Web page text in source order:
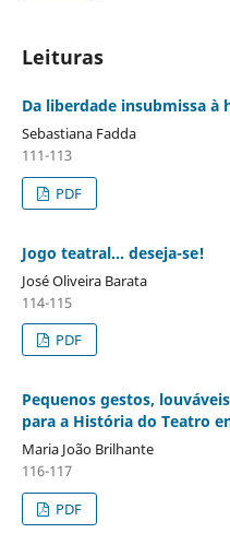
Leituras
Da liberdade insubmissa à
Sebastiana Fadda
111-113
PDF
Jogo teatral… deseja-se!
José Oliveira Barata
114-115
PDF
Pequenos gestos,
para a História do Teatro
Maria João Brilhante
116-117
PDF